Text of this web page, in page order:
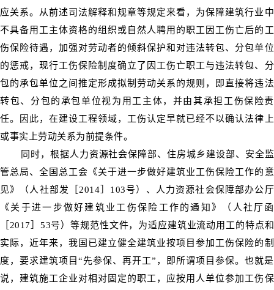
应关系。从前述司法解释和规章等规定来看，为保障建筑行业中
不具备用工主体资格的组织或自然人聘用的职工因工伤亡后的工
伤保险待遇，加强对劳动者的倾斜保护和对违法转包、分包单位
的惩戒，现行工伤保险制度确立了因工伤亡职工与违法转包、分
包的承包单位之间推定形成拟制劳动关系的规则，即直接将违法
转包、分包的承包单位视为用工主体，并由其承担工伤保险责
任。因此，在建设工程领域，工伤认定早就已经不以确认法律上
或事实上劳动关系为前提条件。
同时，根据人力资源社会保障部、住房城乡建设部、安全监
管总局、全国总工会《关于进一步做好建筑业工伤保险工作的意
见》（人社部发［2014］103号）、人力资源社会保障部办公厅
《关于进一步做好建筑业工伤保险工作的通知》（人社厅函
［2017］53号）等规范性文件，为适应建筑业流动用工的特点和
实际，近年来，我国已建立健全建筑业按项目参加工伤保险的制
度，要求建筑项目“先参保、再开工”，即所谓项目参保。也就是
说，建筑施工企业对相对固定的职工，应按用人单位参加工伤保